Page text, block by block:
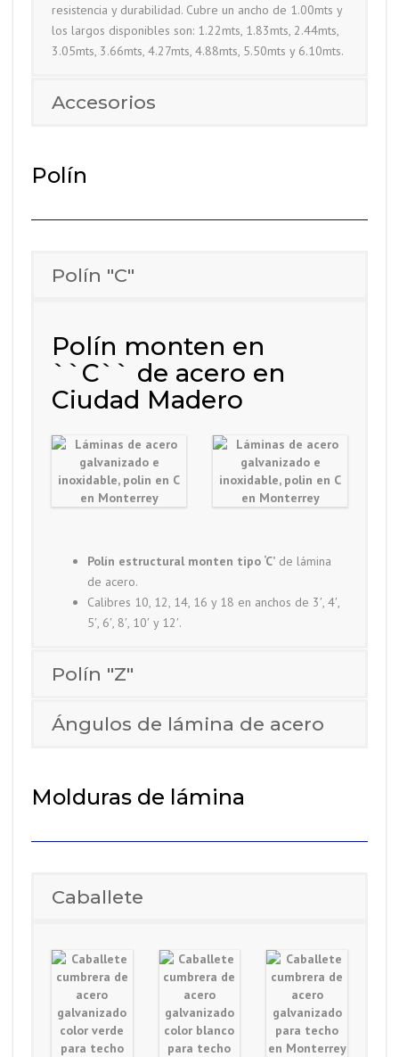
resistencia y durabilidad. Cubre un ancho de 1.00mts y
los largos disponibles son: 1.22mts, 1.83mts, 2.44mts,
3.05mts, 3.66mts, 4.27mts, 4.88mts, 5.50mts y 6.10mts.
Accesorios
Polín
Polín "C"
Polín monten en
``C`` de acero en
Ciudad Madero
Polín estructural monten tipo ‘C’ de lámina
de acero.
Calibres 10, 12, 14, 16 y 18 en anchos de 3′, 4′,
5′, 6′, 8′, 10′ y 12′.
Polín "Z"
Ángulos de lámina de acero
Molduras de lámina
Caballete